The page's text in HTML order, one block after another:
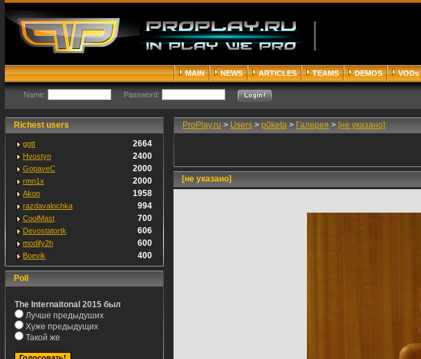
MAIN NEWS ARTICLES TEAMS DEMOS VODs
Name: Password:
Richest users
ggtt 2664
Hvostyn 2400
GopaveC 2000
rmn1x 2000
Akon 1958
razdavalochka 994
CoolMast 700
Devostatortk 606
modify2h 600
Boevik 400
Poll
The Internaitonal 2015 был
Лучше предыдуших
Хуже предыдущих
Такой же
ProPlay.ru > Users > p0keta > Галерея > [не указано]
[не указано]